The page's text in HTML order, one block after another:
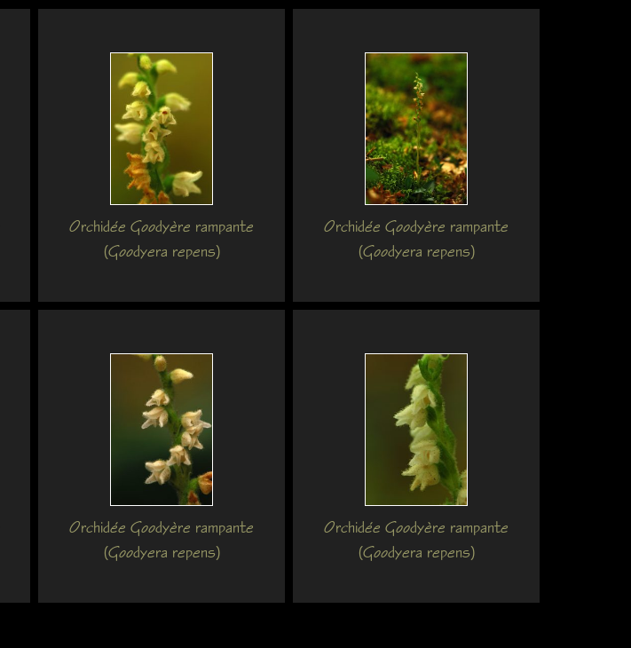
Orchidée Goodyère rampante
(Goodyera repens)
Orchidée Goodyère rampante
(Goodyera repens)
Orchidée Goodyère rampante
(Goodyera repens)
Orchidée Goodyère rampante
(Goodyera repens)